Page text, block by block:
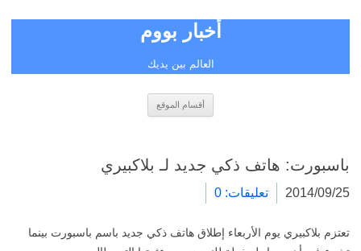
أخبار بووم
العالم بين يديك
أقسام الموقع
باسبورت: هاتف ذكي جديد لـ بلاكبيري
2014/09/25 تعليقات: 0
تعتزم بلاكبيري يوم الأربعاء إطلاق هاتف ذكي جديد باسم باسبورت بينما